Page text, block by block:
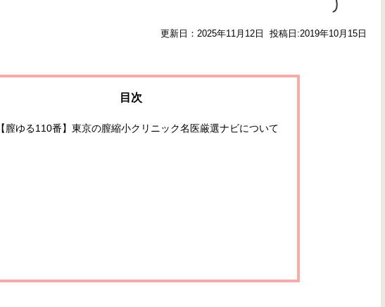
更新日：2025年11月12日 投稿日:2019年10月15日
【膣ゆる110番】東京の膣縮小クリニック名医厳選ナビについて